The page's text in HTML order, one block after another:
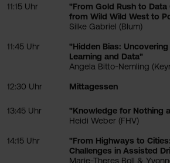
11:15 Uhr
"From Gold Rush to
from Wild Wild West to
Silke Gabriel (Blum)
11:45 Uhr
"Hidden Bias:
Learning and Data"
Angela Bitto-Nemling
12:30 Uhr Mittagessen
13:45 Uhr
"Knowledge for Nothing
Heidi Weber (FHV)
14:15 Uhr
"From Highways to
Challenges in Assisted
Marie-Theres Boll &